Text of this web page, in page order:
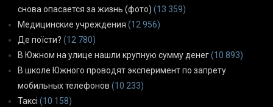
снова опасается за жизнь (фото) (13 359)
Медицинские учреждения (12 956)
Де поїсти? (12 780)
В Южном на улице нашли крупную сумму денег(10 893)
В школе Южного проводят эксперимент по запрету
мобильных телефонов (10 233)
Таксі (10 158)